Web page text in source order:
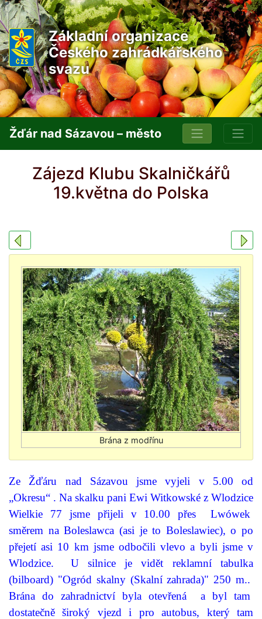
Základní organizace
Českého zahrádkářského
svazu
Žďár nad Sázavou – město
Zájezd Klubu Skalničkářů
19.května do Polska
Ze Žďáru nad Sázavou jsme vyjeli v 5.00 od
„Okresu“ . Na skalku pani Ewi Witkowské z Wlodzice
Wielkie 77 jsme přijeli v 10.00 přes
Lwówek
směrem na Boleslawca (asi je to Boleslawiec), o po
přejetí asi 10 km jsme odbočili vlevo a byli jsme v
Wlodzice.
U silnice je vidět reklamní tabulka
(bilboard) "Ogród skalny (Skalní zahrada)" 250 m..
Brána do zahradnictví byla otevřená
a byl tam
dostatečně široký vjezd i pro autobus, který tam